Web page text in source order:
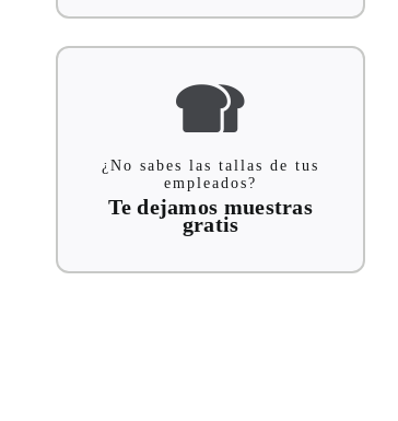
¿No sabes las tallas de tus
empleados?
Te dejamos muestras
gratis